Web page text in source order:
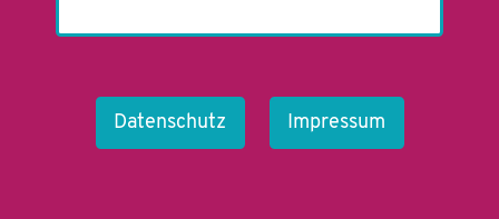
Datenschutz Impressum